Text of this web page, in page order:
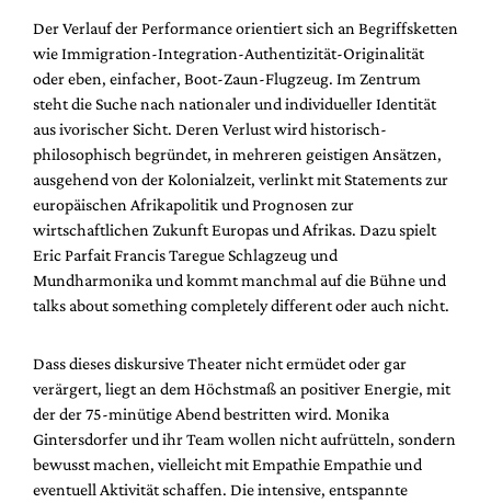
Der Verlauf der Performance orientiert sich an Begriffsketten
wie Immigration-Integration-Authentizität-Originalität
oder eben, einfacher, Boot-Zaun-Flugzeug. Im Zentrum
steht die Suche nach nationaler und individueller Identität
aus ivorischer Sicht. Deren Verlust wird historisch-
philosophisch begründet, in mehreren geistigen Ansätzen,
ausgehend von der Kolonialzeit, verlinkt mit Statements zur
europäischen Afrikapolitik und Prognosen zur
wirtschaftlichen Zukunft Europas und Afrikas. Dazu spielt
Eric Parfait Francis Taregue Schlagzeug und
Mundharmonika und kommt manchmal auf die Bühne und
talks about something completely different oder auch nicht.
Dass dieses diskursive Theater nicht ermüdet oder gar
verärgert, liegt an dem Höchstmaß an positiver Energie, mit
der der 75-minütige Abend bestritten wird. Monika
Gintersdorfer und ihr Team wollen nicht aufrütteln, sondern
bewusst machen, vielleicht mit Empathie Empathie und
eventuell Aktivität schaffen. Die intensive, entspannte